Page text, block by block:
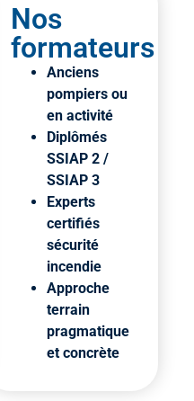
Nos
formateurs
Anciens
pompiers ou
en activité
Diplômés
SSIAP 2 /
SSIAP 3
Experts
certifiés
sécurité
incendie
Approche
terrain
pragmatique
et concrète